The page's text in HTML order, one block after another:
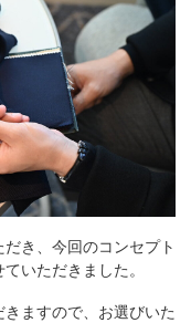
き、今回のコンセプト
いただきました。
ますので、お選びいた